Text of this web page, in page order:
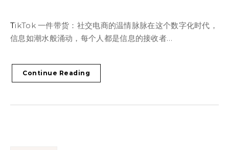
TikTok 一件带货：社交电商的温情脉脉在这个数字化时代，
信息如潮水般涌动，每个人都是信息的接收者…
Continue Reading